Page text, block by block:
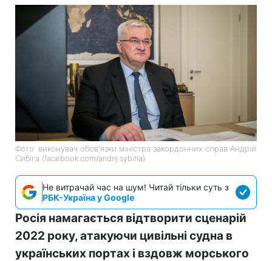
Фото: виконувач обов'язки міністра закордонних справ Андрій
Сибіга (facebook.com/andrij.sybiha)
Не витрачай час на шум! Читай тільки суть з
РБК-Україна у Google
Росія намагається відтворити сценарій
2022 року, атакуючи цивільні судна в
українських портах і вздовж морського